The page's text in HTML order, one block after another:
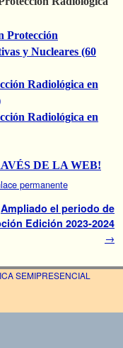
Protección
y Nucleares (60
Radiológica en
Radiológica en
DE LA WEB!
permanente
Ampliado el periodo de
Edición 2023-2024
→
SEMIPRESENCIAL